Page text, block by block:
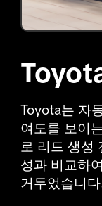
Toyota는 자
여도를 보이
로 리드 생성
성과 비교하
거두었습니